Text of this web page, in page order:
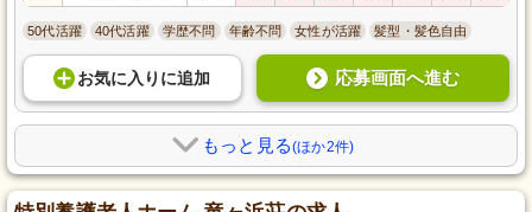
50代活躍 40代活躍 学歴不問 年齢不問 女性が活躍 髪型・髪色自由
お気に入り に追加 応募画面へ進む
もっと見る(ほか2件)